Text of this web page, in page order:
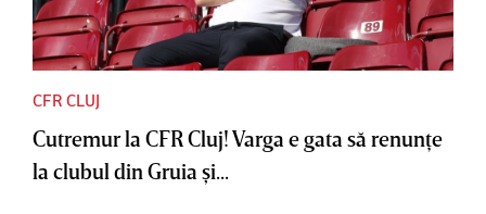
CFR CLUJ
Cutremur la CFR Cluj! Varga e gata să renunţe
la clubul din Gruia şi...